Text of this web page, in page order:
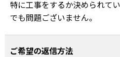
特に工事をするか決められて
でも問題ございません。
ご希望の返信方法